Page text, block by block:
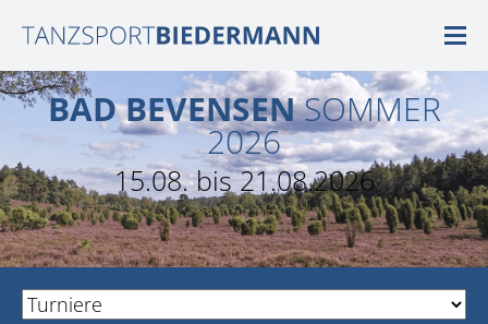
BAD BEVENSENSOMMER
2026
15.08. bis 21.08.2026